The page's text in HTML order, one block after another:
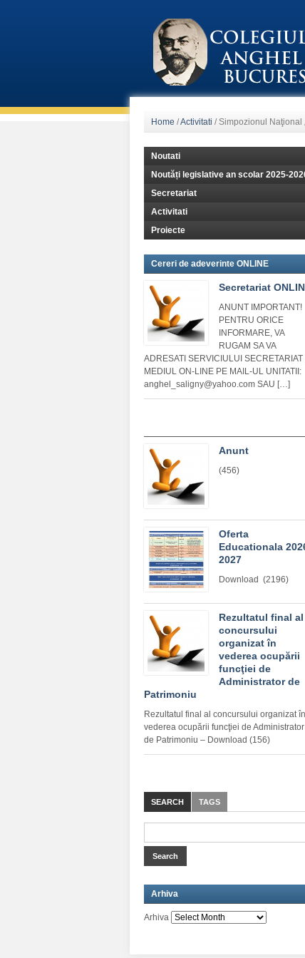
Home /Activitati /Simpozionul Naţional
Noutati
Noutăți legislative an scolar 2025-
Secretariat
Activitati
Proiecte
Cereri de adeverinte ONLINE
Secretariat
ANUNT IMPORTANT!
PENTRU ORICE
INFORMARE, VA
RUGAM SA VA
ADRESATI SERVICIULUI SECRETARIAT
MEDIUL ON-LINE PE MAIL-UL UNITATII:
anghel_saligny@yahoo.com SAU […]
Anunt
(456)
Oferta
Educationala
2027
Download (2196)
Rezultatul final al
concursului
organizat în
vederea ocupării
funcţiei de
Administrator de
Patrimoniu
Rezultatul final al concursului organizat în
vederea ocupării funcţiei de Administrator
de Patrimoniu – Download (156)
SEARCH TAGS
Arhiva
Arhiva